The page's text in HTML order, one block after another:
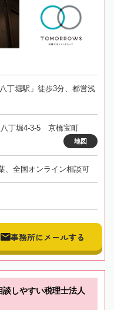
丁堀駅」徒歩3分、都営浅
八丁堀4-3-5 京橋宝町
地図
、全国オンライン相談可
事務所にメールする
談しやすい税理士法人